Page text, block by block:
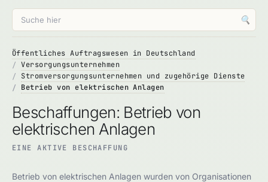
🔍
Öffentliches Auftragswesen in Deutschland
Versorgungsunternehmen
Stromversorgungsunternehmen und zugehörige Dienste
Betrieb von elektrischen Anlagen
Beschaffungen: Betrieb von
elektrischen Anlagen
EINE AKTIVE BESCHAFFUNG
Betrieb von elektrischen Anlagen wurden von Organisationen